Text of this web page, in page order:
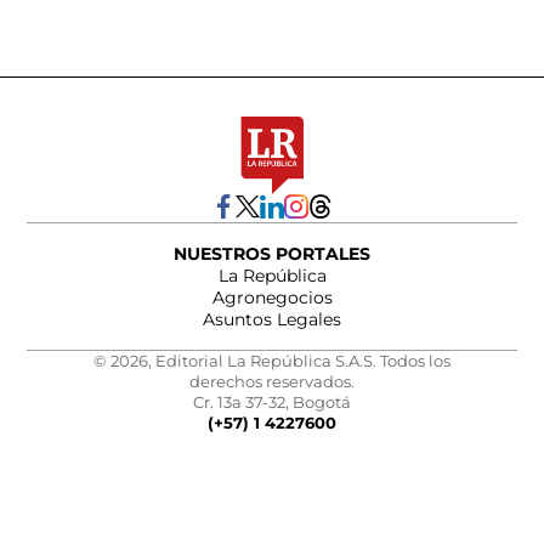
NUESTROS PORTALES
La República
Agronegocios
Asuntos Legales
© 2026, Editorial La República S.A.S. Todos los
derechos reservados.
Cr. 13a 37-32, Bogotá
(+57) 1 4227600